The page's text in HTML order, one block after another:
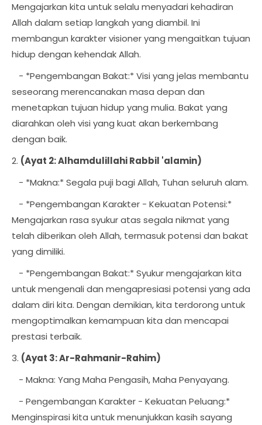
Mengajarkan kita untuk selalu menyadari kehadiran
Allah dalam setiap langkah yang diambil. Ini
membangun karakter visioner yang mengaitkan tujuan
hidup dengan kehendak Allah.
- *Pengembangan Bakat:* Visi yang jelas membantu
seseorang merencanakan masa depan dan
menetapkan tujuan hidup yang mulia. Bakat yang
diarahkan oleh visi yang kuat akan berkembang
dengan baik.
2. (Ayat 2: Alhamdulillahi Rabbil 'alamin)
- *Makna:* Segala puji bagi Allah, Tuhan seluruh alam.
- *Pengembangan Karakter - Kekuatan Potensi:*
Mengajarkan rasa syukur atas segala nikmat yang
telah diberikan oleh Allah, termasuk potensi dan bakat
yang dimiliki.
- *Pengembangan Bakat:* Syukur mengajarkan kita
untuk mengenali dan mengapresiasi potensi yang ada
dalam diri kita. Dengan demikian, kita terdorong untuk
mengoptimalkan kemampuan kita dan mencapai
prestasi terbaik.
3. (Ayat 3: Ar-Rahmanir-Rahim)
- Makna: Yang Maha Pengasih, Maha Penyayang.
- Pengembangan Karakter - Kekuatan Peluang:*
Menginspirasi kita untuk menunjukkan kasih sayang